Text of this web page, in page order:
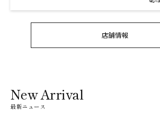
店舗情報
New Arrival
最新ニュース